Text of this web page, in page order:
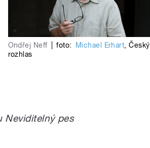
Ondřej Neff foto: Michael Erhart,Český
rozhlas
Neviditelný pes